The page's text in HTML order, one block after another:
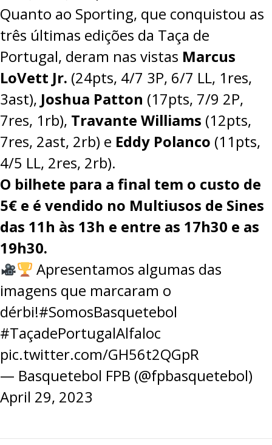
Quanto ao Sporting, que conquistou as
três últimas edições da Taça de
Portugal, deram nas vistas Marcus
LoVett Jr. (24pts, 4/7 3P, 6/7 LL, 1res,
3ast), Joshua Patton (17pts, 7/9 2P,
7res, 1rb), Travante Williams (12pts,
7res, 2ast, 2rb) e Eddy Polanco (11pts,
4/5 LL, 2res, 2rb).
O bilhete para a final tem o custo de
5€ e é vendido no Multiusos de Sines
das 11h às 13h e entre as 17h30 e as
19h30.
Apresentamos algumas das
imagens que marcaram o
dérbi!#SomosBasquetebol
#TaçadePortugalAlfaloc
pic.twitter.com/GH56t2QGpR
— Basquetebol FPB (@fpbasquetebol)
April 29, 2023